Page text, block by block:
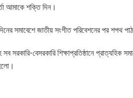
আমাকে শক্তি দিন।
সমাবেশে জাতীয় সংগীত পরিবেশনের পর শপথ
সব সরকারি-বেসরকারি শিক্ষাপ্রতিষ্ঠানে প্রাত্যহিক